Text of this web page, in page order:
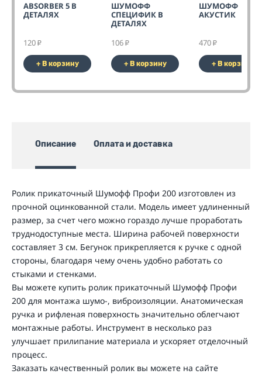
ABSORBER 5 В
ДЕТАЛЯХ
120 ₽
+ В корзину
ШУМОФФ
СПЕЦИФИК В
ДЕТАЛЯХ
106 ₽
+ В корзину
ШУМОФФ
АКУСТИК
470 ₽
+ В корзину
Описание Оплата и доставка
Ролик прикаточный Шумофф Профи 200 изготовлен из
прочной оцинкованной стали. Модель имеет удлиненный
размер, за счет чего можно гораздо лучше проработать
труднодоступные места. Ширина рабочей поверхности
составляет 3 см. Бегунок прикрепляется к ручке с одной
стороны, благодаря чему очень удобно работать со
стыками и стенками.
Вы можете купить ролик прикаточный Шумофф Профи
200 для монтажа шумо-, виброизоляции. Анатомическая
ручка и рифленая поверхность значительно облегчают
монтажные работы. Инструмент в несколько раз
улучшает прилипание материала и ускоряет отделочный
процесс.
Заказать качественный ролик вы можете на сайте